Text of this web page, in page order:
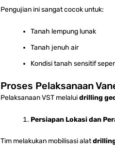
Pengujian ini sangat cocok untuk:
Tanah lempung lunak
Tanah jenuh air
Kondisi tanah sensitif
Proses Pelaksanaan
Pelaksanaan VST melaluidrilling
Persiapan Lokasi dan
Tim melakukan mobilisasi alat